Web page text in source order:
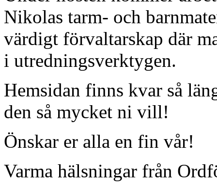
Nikolas tarm- och
värdigt förvaltarskap där
i utredningsverktygen.
Hemsidan finns kvar så
den så mycket ni vill!
Önskar er alla en fin vår!
Varma hälsningar från